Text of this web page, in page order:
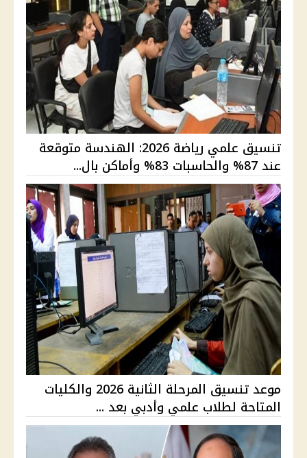
تنسيق علمي رياضة 2026: الهندسة متوقعة
عند 87% والحاسبات 83% وأماكن بال...
موعد تنسيق المرحلة الثانية 2026 والكليات
المتاحة لطلاب علمي وأدبي بعد ...